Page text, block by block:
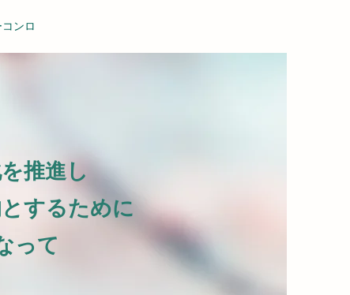
ンロ
推進し
するために
って